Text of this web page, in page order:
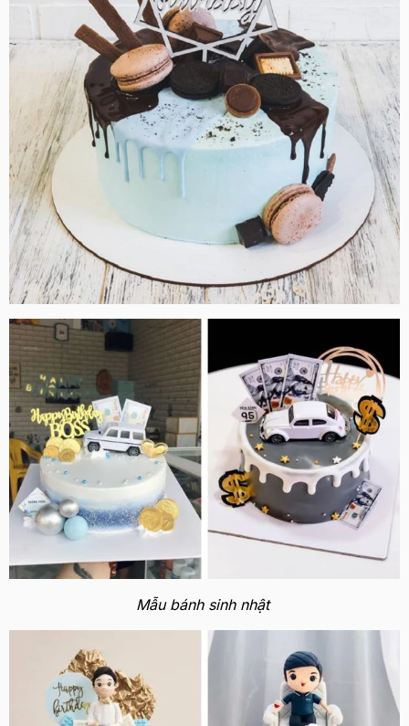
Mẫu bánh sinh nhật